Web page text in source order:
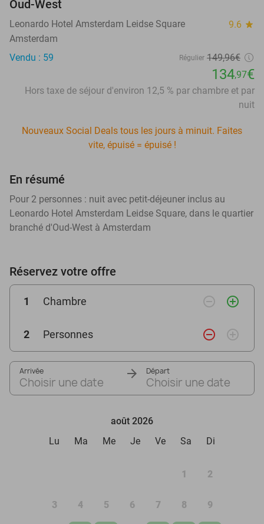
Oud-West
Leonardo Hotel Amsterdam Leidse Square 9.6 star
Amsterdam
Vendu : 59
Régulier 149,96€
134,97€
Hors taxe de séjour d'environ 12,5 % par chambre et par
nuit
Nouveaux Social Deals tous les jours à minuit. Faites
vite, épuisé = épuisé !
En résumé
Pour 2 personnes : nuit avec petit-déjeuner inclus au
Leonardo Hotel Amsterdam Leidse Square, dans le quartier
branché d'Oud-West à Amsterdam
Réservez votre offre
1 Chambre remove_circle_outline add_circle_outline
2 Personnes remove_circle_outline add_circle_outline
Arrivée
Choisir une date
Départ
Choisir une date
août 2026
Lu
Ma Me Je Ve Sa Di
1 2
3 4 5 6 7 8 9